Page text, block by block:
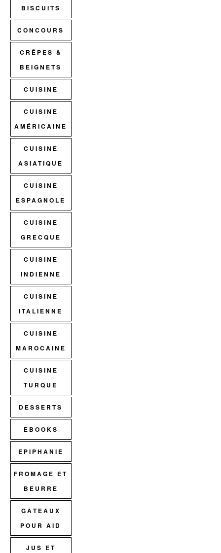
BISCUITS
CONCOURS
CRÊPES &
BEIGNETS
CUISINE
CUISINE
AMÉRICAINE
CUISINE
ASIATIQUE
CUISINE
ESPAGNOLE
CUISINE
GRECQUE
CUISINE
INDIENNE
CUISINE
ITALIENNE
CUISINE
MAROCAINE
CUISINE
TURQUE
DESSERTS
EBOOKS
EPIPHANIE
FROMAGE ET
BEURRE
GÂTEAUX
POUR AID
JUS ET